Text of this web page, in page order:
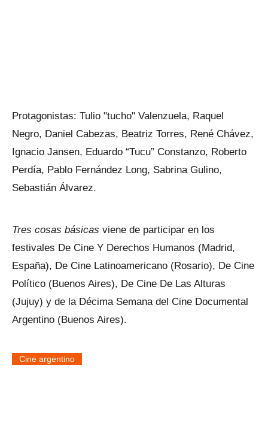
Protagonistas: Tulio "tucho" Valenzuela, Raquel
Negro, Daniel Cabezas, Beatriz Torres, René Chávez,
Ignacio Jansen, Eduardo “Tucu” Constanzo, Roberto
Perdía, Pablo Fernández Long, Sabrina Gulino,
Sebastián Álvarez.
Tres cosas básicas viene de participar en los
festivales De Cine Y Derechos Humanos (Madrid,
España), De Cine Latinoamericano (Rosario), De Cine
Político (Buenos Aires), De Cine De Las Alturas
(Jujuy) y de la Décima Semana del Cine Documental
Argentino (Buenos Aires).
Cine argentino